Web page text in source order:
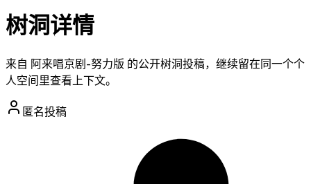
树洞详情
来自 阿来唱京剧-努力版 的公开树洞投稿，继续留在同一个个
人空间里查看上下文。
匿名投稿